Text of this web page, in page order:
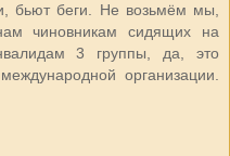
бьют беги. Не возьмём мы,
чиновникам сидящих на
3 группы, да, это
организации.